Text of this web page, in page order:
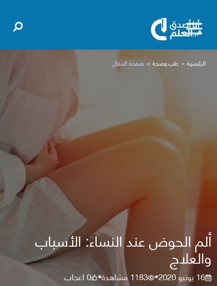
الرئيسية طب وصحة صفحة المقال
ألم الحوض عند النساء: الأسباب
والعلاج
16 يونيو 2020 •
1183مشاهدة•
0اعجاب